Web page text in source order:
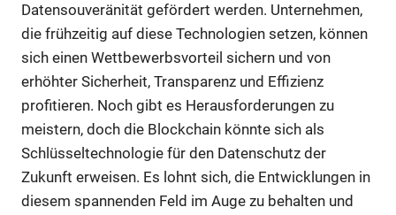
Datensouveränität gefördert werden. Unternehmen,
die frühzeitig auf diese Technologien setzen, können
sich einen Wettbewerbsvorteil sichern und von
erhöhter Sicherheit, Transparenz und Effizienz
profitieren. Noch gibt es Herausforderungen zu
meistern, doch die Blockchain könnte sich als
Schlüsseltechnologie für den Datenschutz der
Zukunft erweisen. Es lohnt sich, die Entwicklungen in
diesem spannenden Feld im Auge zu behalten und